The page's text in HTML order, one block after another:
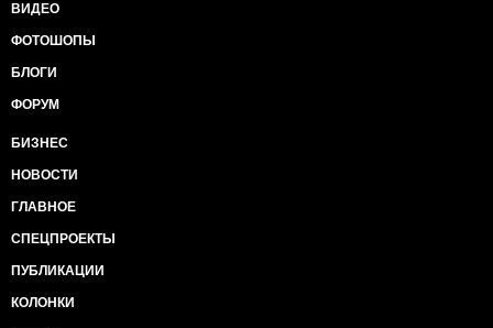
ВИДЕО
ФОТОШОПЫ
БЛОГИ
ФОРУМ
БИЗНЕС
НОВОСТИ
ГЛАВНОЕ
СПЕЦПРОЕКТЫ
ПУБЛИКАЦИИ
КОЛОНКИ